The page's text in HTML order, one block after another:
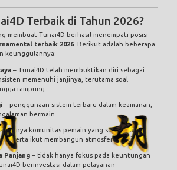
Terbaik di Tahun 2026?
membuat Tunai4D berhasil menempati posisi
terbaik 2026. Berikut adalah beberapa
keunggulannya:
– Tunai4D telah membuktikan diri sebagai
memenuhi janjinya, terutama soal
rampung.
– penggunaan sistem terbaru dalam keamanan,
bermain.
adanya komunitas pemain yang solid, saling
serta ikut membangun atmosfer positif.
Panjang – tidak hanya fokus pada keuntungan
berinvestasi dalam pelayanan